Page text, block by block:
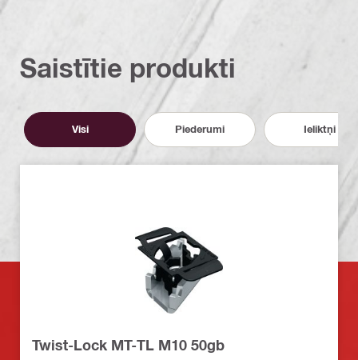
Saistītie produkti
Visi Piederumi Ieliktņi
Twist-Lock MT-TL M10 50gb